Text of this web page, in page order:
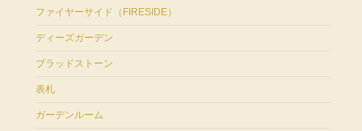
ファイヤーサイド（FIRESIDE）
ディーズガーデン
ブラッドストーン
表札
ガーデンルーム